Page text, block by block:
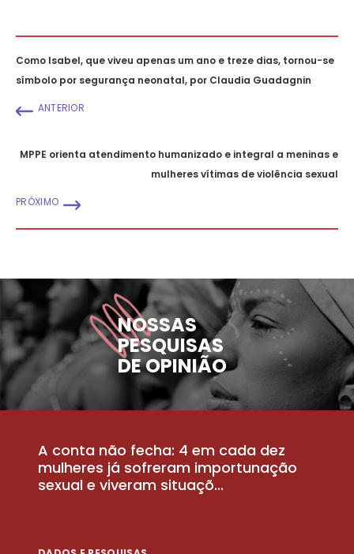
Como Isabel, que viveu apenas um ano e treze dias, tornou-se
símbolo por segurança neonatal, por Claudia Guadagnin
ANTERIOR
MPPE orienta atendimento humanizado e integral a meninas e
mulheres vítimas de violência sexual
PRÓXIMO
NOSSAS
PESQUISAS
DE OPINIÃO
A conta não fecha: 4 em cada dez
mulheres já sofreram importunação
sexual e viveram situaçõ...